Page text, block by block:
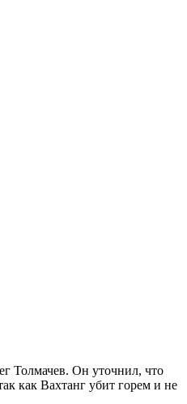
Толмачев. Он уточнил, что
как Вахтанг убит горем и не